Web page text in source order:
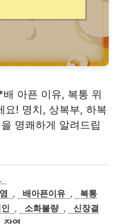
아픈 이유, 복통 위
요! 명치, 상복부, 하복
명쾌하게 알려드립
, 배아픈이유 ,
복통
, 소화불량 ,
신장결